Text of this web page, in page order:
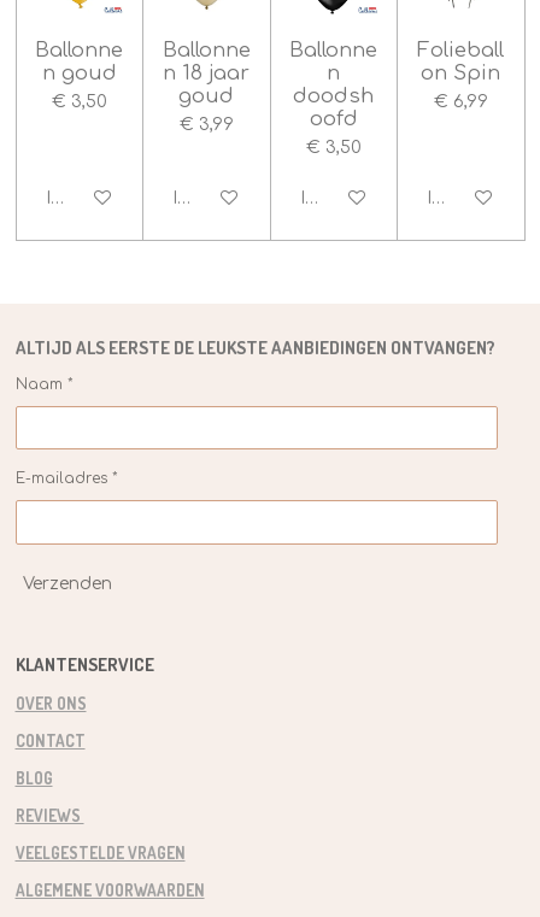
Ballonne
n goud
€ 3,50
In winkelwagen
Ballonne
n 18 jaar
goud
€ 3,99
In winkelwagen
Ballonne
n
doodsh
oofd
€ 3,50
In winkelwagen
Folieball
on Spin
€ 6,99
In
ALTIJD ALS EERSTE DE LEUKSTEAANBIEDINGEN ONTVANGEN?
Naam *
E-mailadres *
Verzenden
KLANTENSERVICE
OVER ONS
CONTACT
BLOG
REVIEWS
VEELGESTELDE VRAGEN
ALGEMENE VOORWAARDEN